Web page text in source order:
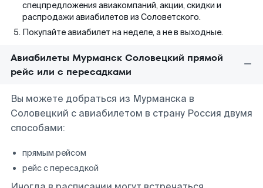
спецпредложения авиакомпаний, акции, скидки и
распродажи авиабилетов из Соловетского.
Покупайте авиабилет на неделе, а не в выходные.
Авиабилеты Мурманск Соловецкий прямой
рейс или с пересадками
Вы можете добраться из Мурманска в
Соловецкий с авиабилетом в страну Россия двумя
способами:
прямым рейсом
рейс с пересадкой